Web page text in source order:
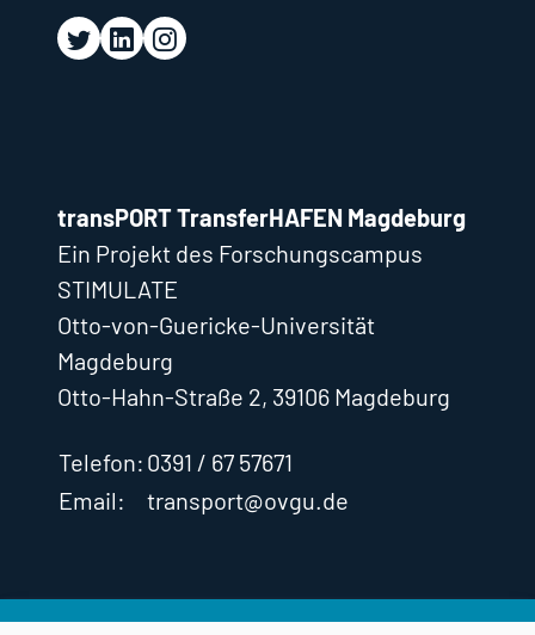
transPORT TransferHAFEN Magdeburg
Ein Projekt des Forschungscampus
STIMULATE
Otto-von-Guericke-Universität
Magdeburg
Otto-Hahn-Straße 2, 39106 Magdeburg
Telefon: 0391 / 67 57671
Email:
transport@ovgu.de